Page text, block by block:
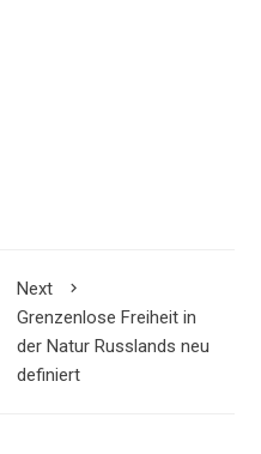
Next
Grenzenlose Freiheit in
der Natur Russlands neu
definiert